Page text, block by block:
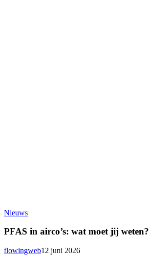
NieuwsPFAS
airco’s:
moet
jij
PFAS in airco’s: wat moet jij weten?
flowingweb12 juni 2026